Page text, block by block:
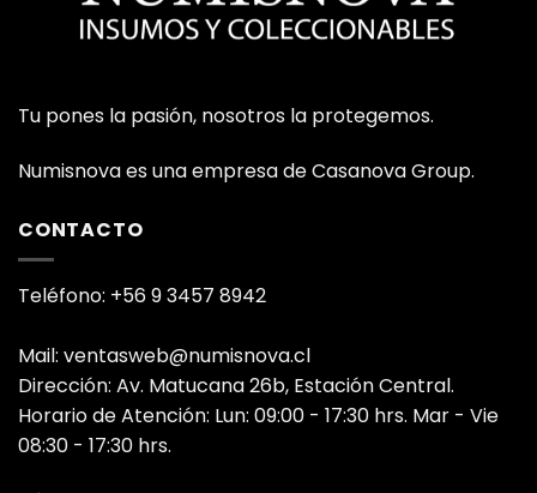
Tu pones la pasión, nosotros la protegemos.
Numisnova es una empresa de Casanova Group.
CONTACTO
Teléfono: +56 9 3457 8942
Mail: ventasweb@numisnova.cl
Dirección: Av. Matucana 26b, Estación Central.
Horario de Atención: Lun: 09:00 - 17:30 hrs. Mar - Vie
08:30 - 17:30 hrs.